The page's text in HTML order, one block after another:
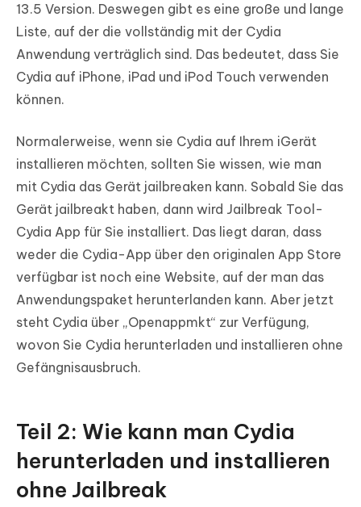
13.5 Version. Deswegen gibt es eine große und lange
Liste, auf der die vollständig mit der Cydia
Anwendung verträglich sind. Das bedeutet, dass Sie
Cydia auf iPhone, iPad und iPod Touch verwenden
können.
Normalerweise, wenn sie Cydia auf Ihrem iGerät
installieren möchten, sollten Sie wissen, wie man
mit Cydia das Gerät jailbreaken kann. Sobald Sie das
Gerät jailbreakt haben, dann wird Jailbreak Tool-
Cydia App für Sie installiert. Das liegt daran, dass
weder die Cydia-App über den originalen App Store
verfügbar ist noch eine Website, auf der man das
Anwendungspaket herunterlanden kann. Aber jetzt
steht Cydia über „Openappmkt“ zur Verfügung,
wovon Sie Cydia herunterladen und installieren ohne
Gefängnisausbruch.
Teil 2: Wie kann man Cydia
herunterladen und installieren
ohne Jailbreak